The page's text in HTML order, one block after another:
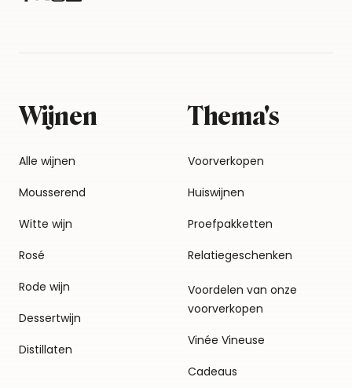
Wijnen
Alle wijnen
Mousserend
Witte wijn
Rosé
Rode wijn
Dessertwijn
Distillaten
Thema's
Voorverkopen
Huiswijnen
Proefpakketten
Relatiegeschenken
Voordelen van onze
voorverkopen
Vinée Vineuse
Cadeaus